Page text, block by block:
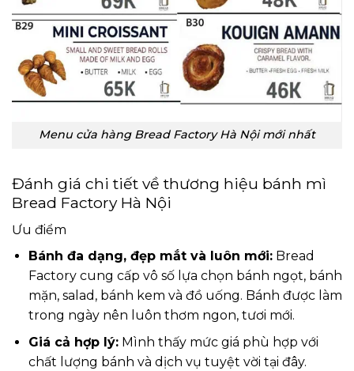
Menu cửa hàng Bread Factory Hà Nội mới nhất
Đánh giá chi tiết về thương hiệu bánh mì
Bread Factory Hà Nội
Ưu điểm
Bánh đa dạng, đẹp mắt và luôn mới:Bread
Factory cung cấp vô số lựa chọn bánh ngọt, bánh
mặn, salad, bánh kem và đồ uống. Bánh được làm
trong ngày nên luôn thơm ngon, tươi mới.
Giá cả hợp lý:Mình thấy mức giá phù hợp với
chất lượng bánh và dịch vụ tuyệt vời tại đây.